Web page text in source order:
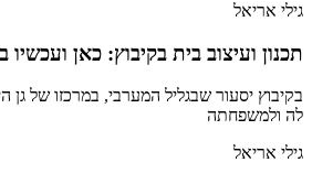
גילי אריאל
תכנון ועיצוב בית בקיבוץ: כאן ועכשיו
בקיבוץ יסעור שבגליל המערבי, במרכזו של
לה ולמשפחתה
גילי אריאל